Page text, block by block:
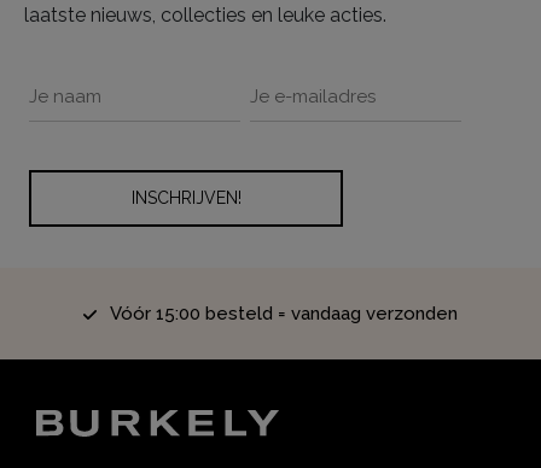
laatste nieuws, collecties en leuke acties.
Vóór 15:00 besteld = vandaag verzonden